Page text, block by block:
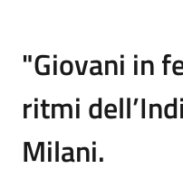
"Giovani in
ritmi
Milani.